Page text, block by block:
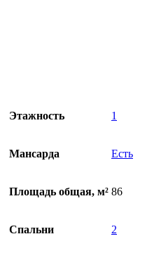
Этажность 1
Мансарда Есть
Площадь общая, м² 86
Спальни 2